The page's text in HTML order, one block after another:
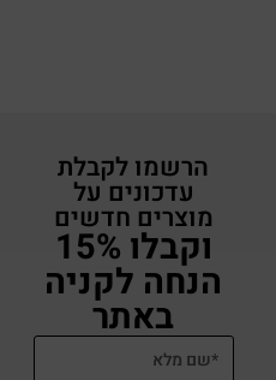
הרשמו לקבלת
עדכונים על
מוצרים חדשים
וקבלו 15%
הנחה לקניה
באתר